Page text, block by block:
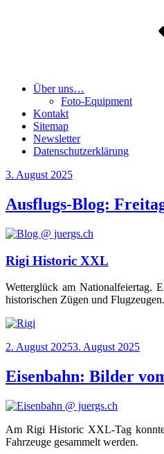
Über uns…
Foto-Equipment
Kontakt
Sitemap
Newsletter
Datenschutzerklärung
Veröffentlicht
3. August 2025
Ausflugs-Blog:
Rigi Historic XXL
Wet­ter­glück am Natio­nal­fei­er­tag.
his­to­ri­schen Zügen und Flugzeugen.
Veröffentlicht
2. August 20253. August 2025
Eisenbahn: Bilder
Am Rigi His­to­ric XXL-Tag
Fahr­zeu­ge gesam­melt werden.